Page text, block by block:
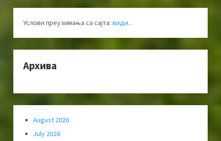
Услови преузимања са сајта: види...
Архива
August 2026
July 2026